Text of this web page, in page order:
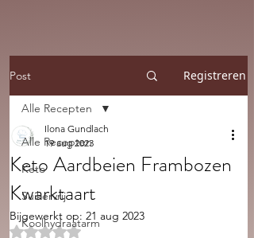
Post Registreren
Alle Recepten
Keto
Suikervrij
Koolhydraatarm
Alle Recepten
Keto Aardbeien Frambozen
Kwarktaart
Ilona Gundlach
19 aug 2023
Bijgewerkt op: 21 aug 2023
Beoordeeld met NaN uit 5 sterren.